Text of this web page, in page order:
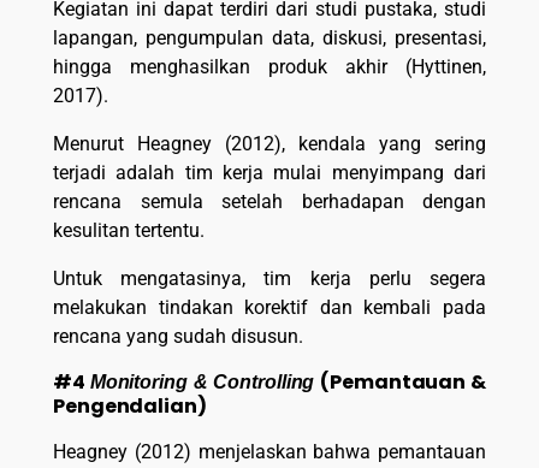
Kegiatan ini dapat terdiri dari studi pustaka, studi
lapangan, pengumpulan data, diskusi, presentasi,
hingga menghasilkan produk akhir (Hyttinen,
2017).
Menurut Heagney (2012), kendala yang sering
terjadi adalah tim kerja mulai menyimpang dari
rencana semula setelah berhadapan dengan
kesulitan tertentu.
Untuk mengatasinya, tim kerja perlu segera
melakukan tindakan korektif dan kembali pada
rencana yang sudah disusun.
#4 Monitoring & Controlling (Pemantauan &
Pengendalian)
Heagney (2012) menjelaskan bahwa pemantauan